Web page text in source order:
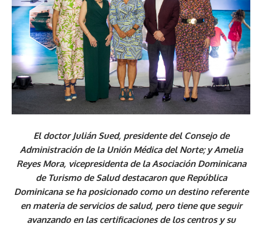
El doctor Julián Sued, presidente del Consejo de
Administración de la Unión Médica del Norte; y Amelia
Reyes Mora, vicepresidenta de la Asociación Dominicana
de Turismo de Salud destacaron que República
Dominicana se ha posicionado como un destino referente
en materia de servicios de salud, pero tiene que seguir
avanzando en las certificaciones de los centros y su